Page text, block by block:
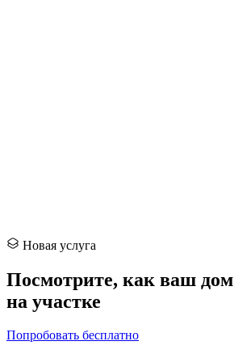
Новая услуга
Посмотрите, как ваш дом
на участке
Попробовать бесплатно